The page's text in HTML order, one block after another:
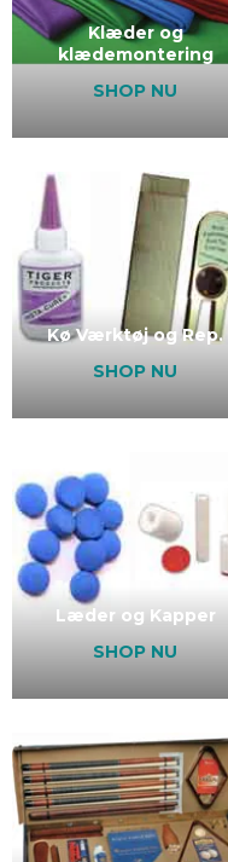
Klæder og
klædemontering
SHOP NU
Kø Værktøj og Rep.
SHOP NU
Læder og Kapper
SHOP NU